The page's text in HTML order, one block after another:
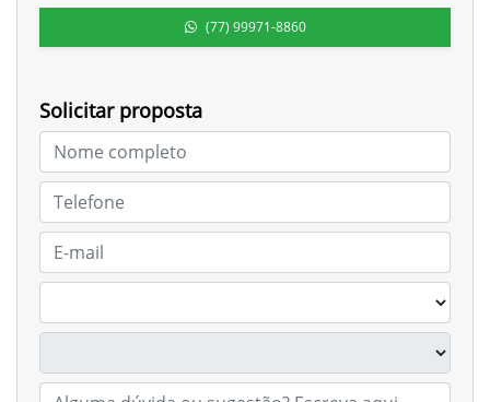
(77) 99971-8860
Solicitar proposta